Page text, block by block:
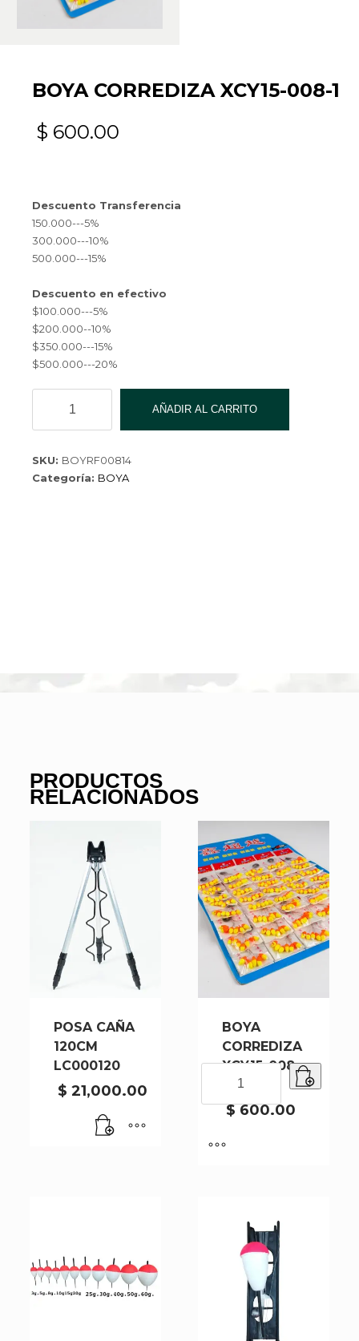
BOYA CORREDIZA XCY15-008-1
$ 600.00
Descuento Transferencia
150.000---5%
300.000---10%
500.000---15%
Descuento en efectivo
$100.000---5%
$200.000--10%
$350.000---15%
$500.000---20%
CORREDIZA
XCY15-
1
cantidad
AÑADIR AL CARRITO
SKU: BOYRF00814
Categoría: BOYA
PRODUCTOS
RELACIONADOS
POSA CAÑA
120CM
LC000120
$ 21,000.00
BOYA
CORREDIZA
XCY15-008-
$600.00
CORREDIZA
XCY15-